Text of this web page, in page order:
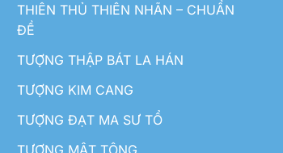
THIÊN THỦ THIÊN NHÃN – CHUẨN
ĐỀ
TƯỢNG THẬP BÁT LA HÁN
TƯỢNG KIM CANG
TƯỢNG ĐẠT MA SƯ TỔ
TƯỢNG MẬT TÔNG